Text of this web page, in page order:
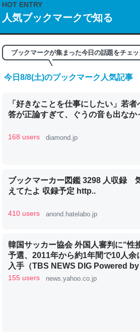
これは良記事。32768トークンだと英
の伏線」は回収されないけど、短期記
やすく強くなりそう
昆虫ってカルシウム少ないのか。知ら
─ニュース :: 【研究発表】昆虫学の大問題＝
論文では「淡水はカルシウムも酸素も
は」とあって面白い。海にいる鋏角類
チンを強化してる筈だが、酵素が違うの
─ニュース :: 【研究発表】昆虫学の大問題＝
HOT ENTRY
人気ブックマークで知る
ブックマークが集まった今日の話題をチェッ
今日8/8(土)のブックマーク人気記事
「好きなことを仕事にしたい」若
答が正論すぎて、ぐうの音も出なか
168 users diamond.jp
ブックマーカー図鑑 3298 人収録
えてたよ 収録予定 http..
410 users anond.hatelabo.jp
韓国サッカー協会 外国人審判に“性
予選、2011年から約1年間で10人余
入手（TBS NEWS DIG Powered
ュース
155 users news.yahoo.co.jp